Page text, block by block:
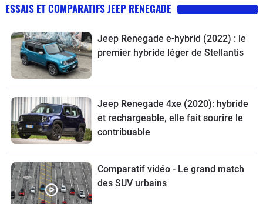
ESSAIS ET COMPARATIFS JEEP RENEGADE
Jeep Renegade e-hybrid (2022) : le
premier hybride léger de Stellantis
Jeep Renegade 4xe (2020): hybride
et rechargeable, elle fait sourire le
contribuable
Comparatif vidéo - Le grand match
des SUV urbains